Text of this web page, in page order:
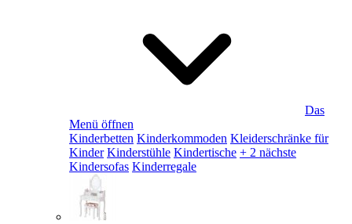
Das
Menü öffnen
Kinderbetten Kinderkommoden Kleiderschränke für
Kinder Kinderstühle Kindertische + 2 nächste
Kindersofas Kinderregale